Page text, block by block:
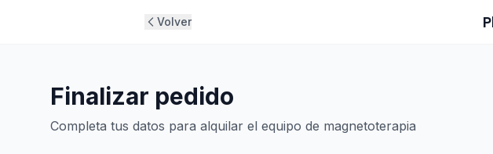
Volver
Finalizar pedido
Completa tus datos para alquilar el equipo de magnetoterapia